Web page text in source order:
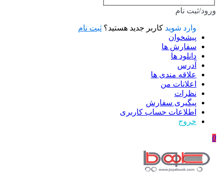
ورود/ثبت نام
وارد شوید کاربر جدید هستید؟ ثبت نام
پیشخوان
سفارش ها
دانلود ها
آدرس
علاقه مندی ها
اعلانات من
نظرات
پیگیری سفارش
اطلاعات حساب كاربری
خروج
0